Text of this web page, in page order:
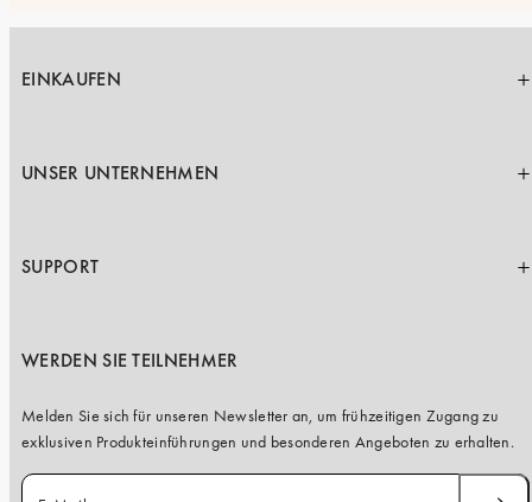
EINKAUFEN
UNSER UNTERNEHMEN
SUPPORT
WERDEN SIE TEILNEHMER
Melden Sie sich für unseren Newsletter an, um frühzeitigen Zugang zu
exklusiven Produkteinführungen und besonderen Angeboten zu erhalten.